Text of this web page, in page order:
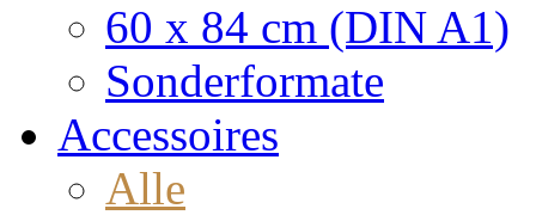
60 x 84 cm (DIN A1)
Sonderformate
Accessoires
Alle